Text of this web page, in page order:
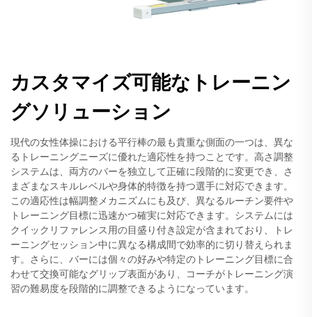
カスタマイズ可能なトレーニン
グソリューション
現代の女性体操における平行棒の最も貴重な側面の一つは、異な
るトレーニングニーズに優れた適応性を持つことです。高さ調整
システムは、両方のバーを独立して正確に段階的に変更でき、さ
まざまなスキルレベルや身体的特徴を持つ選手に対応できます。
この適応性は幅調整メカニズムにも及び、異なるルーチン要件や
トレーニング目標に迅速かつ確実に対応できます。システムには
クイックリファレンス用の目盛り付き設定が含まれており、トレ
ーニングセッション中に異なる構成間で効率的に切り替えられま
す。さらに、バーには個々の好みや特定のトレーニング目標に合
わせて交換可能なグリップ表面があり、コーチがトレーニング演
習の難易度を段階的に調整できるようになっています。